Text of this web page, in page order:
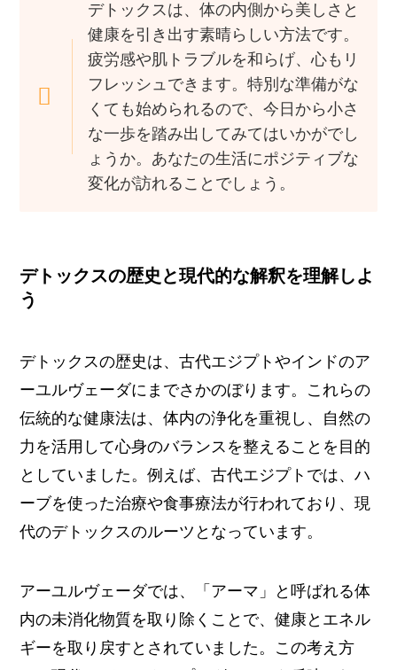
デトックスは、体の内側から美しさと
健康を引き出す素晴らしい方法です。
疲労感や肌トラブルを和らげ、心もリ
フレッシュできます。特別な準備がな
くても始められるので、今日から小さ
な一歩を踏み出してみてはいかがでし
ょうか。あなたの生活にポジティブな
変化が訪れることでしょう。
デトックスの歴史と現代的な解釈を理解しよ
う
デトックスの歴史は、古代エジプトやインドのア
ーユルヴェーダにまでさかのぼります。これらの
伝統的な健康法は、体内の浄化を重視し、自然の
力を活用して心身のバランスを整えることを目的
としていました。例えば、古代エジプトでは、ハ
ーブを使った治療や食事療法が行われており、現
代のデトックスのルーツとなっています。
アーユルヴェーダでは、「アーマ」と呼ばれる体
内の未消化物質を取り除くことで、健康とエネル
ギーを取り戻すとされていました。この考え方